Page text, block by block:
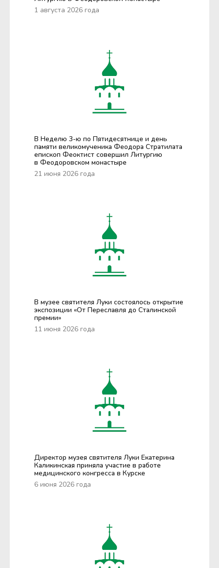
1 августа 2026 года
В Неделю 3-ю по Пятидесятнице и день
памяти великомученика Феодора Стратилата
епископ Феоктист совершил Литургию
в Феодоровском монастыре
21 июня 2026 года
В музее святителя Луки состоялось открытие
экспозиции «От Переславля до Сталинской
премии»
11 июня 2026 года
Директор музея святителя Луки Екатерина
Каликинская приняла участие в работе
медицинского конгресса в Курске
6 июня 2026 года